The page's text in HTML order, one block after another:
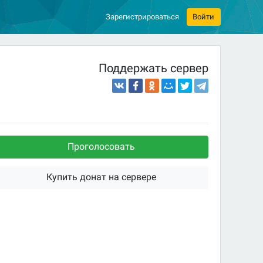
Зарегистрироваться Войти
Поддержать сервер
Проголосовать
Купить донат на сервере